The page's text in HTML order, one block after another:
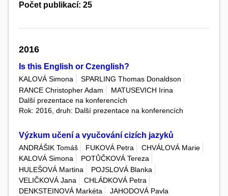
Počet publikací: 25
2016
Is this English or Czenglish?
KALOVÁ Simona
SPARLING Thomas Donaldson
RANCE Christopher Adam
MATUSEVICH Irina
Další prezentace na konferencích
Rok: 2016, druh: Další prezentace na konferencích
Výzkum učení a vyučování cizích jazyků
ANDRÁŠIK Tomáš FUKOVÁ Petra
CHVÁLOVÁ Marie
KALOVÁ Simona
POTŮČKOVÁ Tereza
HULEŠOVÁ Martina
POJSLOVÁ Blanka
VELIČKOVÁ Jana
CHLÁDKOVÁ Petra
DENKSTEINOVÁ Markéta
JAHODOVÁ Pavla